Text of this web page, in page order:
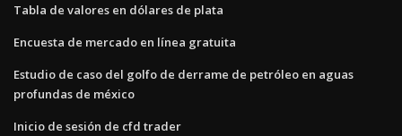
Tabla de valores en dólares de plata
Encuesta de mercado en línea gratuita
Estudio de caso del golfo de derrame de petróleo en aguas
profundas de méxico
Inicio de sesión de cfd trader